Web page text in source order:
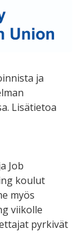
ja
Lisätietoa
Job
koulut
myös
viikolle
pyrkivät